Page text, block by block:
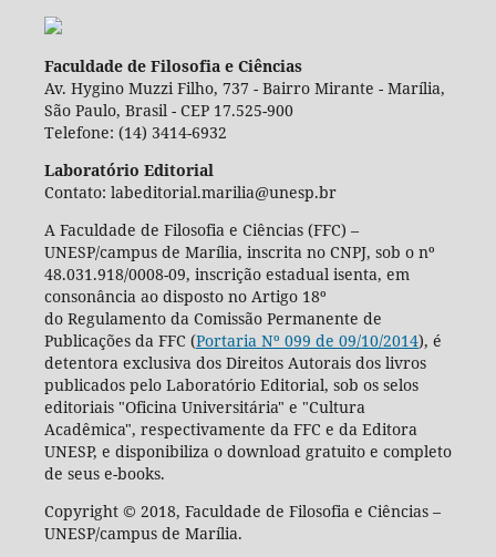
Faculdade de Filosofia e Ciências
Av. Hygino Muzzi Filho, 737 - Bairro Mirante - Marília,
São Paulo, Brasil - CEP 17.525-900
Telefone: (14) 3414-6932
Laboratório Editorial
Contato: labeditorial.marilia@unesp.br
A Faculdade de Filosofia e Ciências (FFC) –
UNESP/campus de Marília, inscrita no CNPJ, sob o nº
48.031.918/0008-09, inscrição estadual isenta, em
consonância ao disposto no Artigo 18º
do Regulamento da Comissão Permanente de
Publicações da FFC (Portaria Nº 099 de 09/10/2014), é
detentora exclusiva dos Direitos Autorais dos livros
publicados pelo Laboratório Editorial, sob os selos
editoriais "Oficina Universitária" e "Cultura
Acadêmica", respectivamente da FFC e da Editora
UNESP, e disponibiliza o download gratuito e completo
de seus e-books.
Copyright © 2018, Faculdade de Filosofia e Ciências –
UNESP/campus de Marília.